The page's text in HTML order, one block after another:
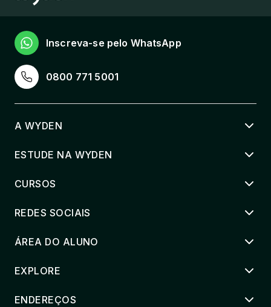
0800 771 5001
Inscreva-se pelo WhatsApp
A WYDEN
ESTUDE NA WYDEN
CURSOS
REDES SOCIAIS
ÁREA DO ALUNO
EXPLORE
ENDEREÇOS